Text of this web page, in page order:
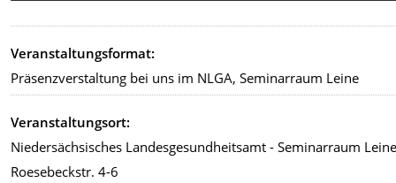
Veranstaltungsformat:
Präsenzverstaltung bei uns im NLGA, Seminarraum Leine
Veranstaltungsort:
Niedersächsisches Landesgesundheitsamt - Seminarraum
Roesebeckstr. 4-6